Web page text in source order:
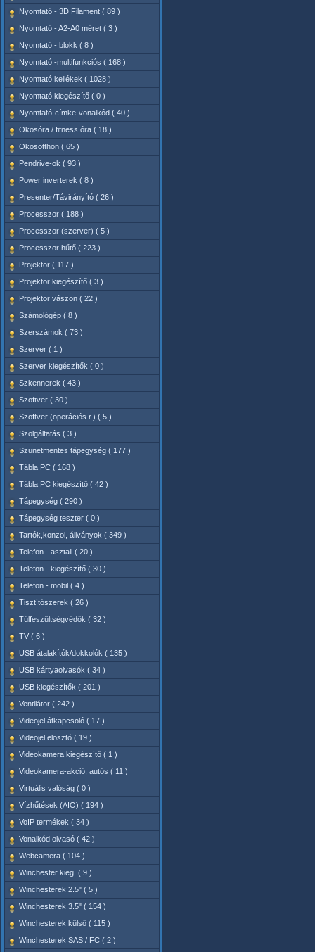
Nyomtató - 3D Filament ( 89 )
Nyomtató - A2-A0 méret ( 3 )
Nyomtató - blokk ( 8 )
Nyomtató -multifunkciós ( 168 )
Nyomtató kellékek ( 1028 )
Nyomtató kiegészítő ( 0 )
Nyomtató-címke-vonalkód ( 40 )
Okosóra / fitness óra ( 18 )
Okosotthon ( 65 )
Pendrive-ok ( 93 )
Power inverterek ( 8 )
Presenter/Távirányító ( 26 )
Processzor ( 188 )
Processzor (szerver) ( 5 )
Processzor hűtő ( 223 )
Projektor ( 117 )
Projektor kiegészítő ( 3 )
Projektor vászon ( 22 )
Számológép ( 8 )
Szerszámok ( 73 )
Szerver ( 1 )
Szerver kiegészítők ( 0 )
Szkennerek ( 43 )
Szoftver ( 30 )
Szoftver (operációs r.) ( 5 )
Szolgáltatás ( 3 )
Szünetmentes tápegység ( 177 )
Tábla PC ( 168 )
Tábla PC kiegészítő ( 42 )
Tápegység ( 290 )
Tápegység teszter ( 0 )
Tartók,konzol, állványok ( 349 )
Telefon - asztali ( 20 )
Telefon - kiegészítő ( 30 )
Telefon - mobil ( 4 )
Tisztítószerek ( 26 )
Túlfeszültségvédők ( 32 )
TV ( 6 )
USB átalakítók/dokkolók ( 135 )
USB kártyaolvasók ( 34 )
USB kiegészítők ( 201 )
Ventilátor ( 242 )
Videojel átkapcsoló ( 17 )
Videojel elosztó ( 19 )
Videokamera kiegészítő ( 1 )
Videokamera-akció, autós ( 11 )
Virtuális valóság ( 0 )
Vízhűtések (AIO) ( 194 )
VoIP termékek ( 34 )
Vonalkód olvasó ( 42 )
Webcamera ( 104 )
Winchester kieg. ( 9 )
Winchesterek 2.5" ( 5 )
Winchesterek 3.5" ( 154 )
Winchesterek külső ( 115 )
Winchesterek SAS / FC ( 2 )